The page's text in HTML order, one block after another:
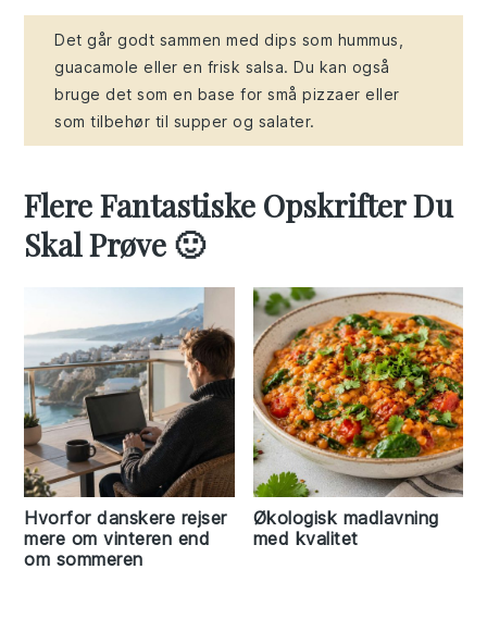
Det går godt sammen med dips som hummus,
guacamole eller en frisk salsa. Du kan også
bruge det som en base for små pizzaer eller
som tilbehør til supper og salater.
Flere Fantastiske Opskrifter Du
Skal Prøve 🙂
Hvorfor danskere rejser
mere om vinteren end
om sommeren
Økologisk madlavning
med kvalitet